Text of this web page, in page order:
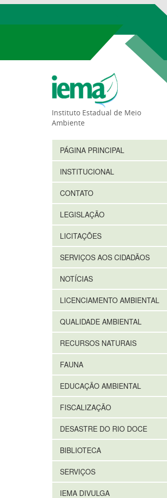
Instituto Estadual de Meio
Ambiente
PÁGINA PRINCIPAL
INSTITUCIONAL
CONTATO
LEGISLAÇÃO
LICITAÇÕES
SERVIÇOS AOS CIDADÃOS
NOTÍCIAS
LICENCIAMENTO AMBIENTAL
QUALIDADE AMBIENTAL
RECURSOS NATURAIS
FAUNA
EDUCAÇÃO AMBIENTAL
FISCALIZAÇÃO
DESASTRE DO RIO DOCE
BIBLIOTECA
SERVIÇOS
IEMA DIVULGA